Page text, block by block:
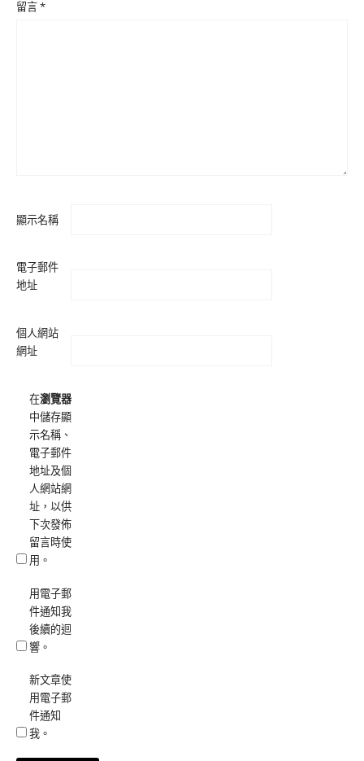
留言*
顯示名稱
電子郵件
地址
個人網站
網址
在瀏覽器
中儲存顯
示名稱、
電子郵件
地址及個
人網站網
址，以供
下次發佈
留言時使
用。
用電子郵
件通知我
後續的迴
響。
新文章使
用電子郵
件通知
我。